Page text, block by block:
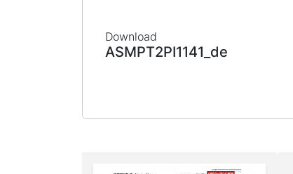
Download
ASMPT2PI1141_de